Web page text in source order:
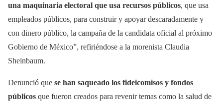
una maquinaria electoral que usa recursos públicos, que usa
empleados públicos, para construir y apoyar descaradamente y
con dinero público, la campaña de la candidata oficial al próximo
Gobierno de México”, refiriéndose a la morenista Claudia
Sheinbaum.
Denunció que se han saqueado los fideicomisos y fondos
públicos que fueron creados para revenir temas como la salud de